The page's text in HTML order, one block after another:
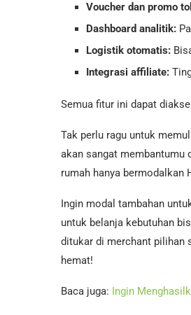
Voucher dan promo
Dashboard analitik:
Logistik otomatis:
Integrasi affiliate:
Semua fitur ini dapat
Tak perlu ragu untuk
akan sangat membantumu
rumah hanya bermodalkan
Ingin modal tambahan
untuk belanja kebutuhan
ditukar di merchant pilihan
hemat!
Baca juga: Ingin